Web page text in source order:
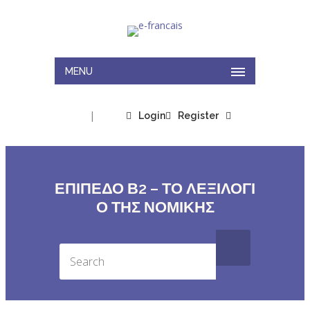
MENU
Login
| Register
ΕΠΙΠΕΔΟ Β2 – ΤΟ ΛΕΞΙΛΟΓΙ
Ο ΤΗΣ ΝΟΜΙΚΗΣ